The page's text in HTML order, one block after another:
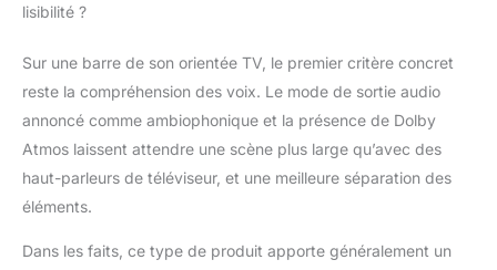
lisibilité ?
Sur une barre de son orientée TV, le premier critère concret
reste la compréhension des voix. Le mode de sortie audio
annoncé comme ambiophonique et la présence de Dolby
Atmos laissent attendre une scène plus large qu’avec des
haut-parleurs de téléviseur, et une meilleure séparation des
éléments.
Dans les faits, ce type de produit apporte généralement un